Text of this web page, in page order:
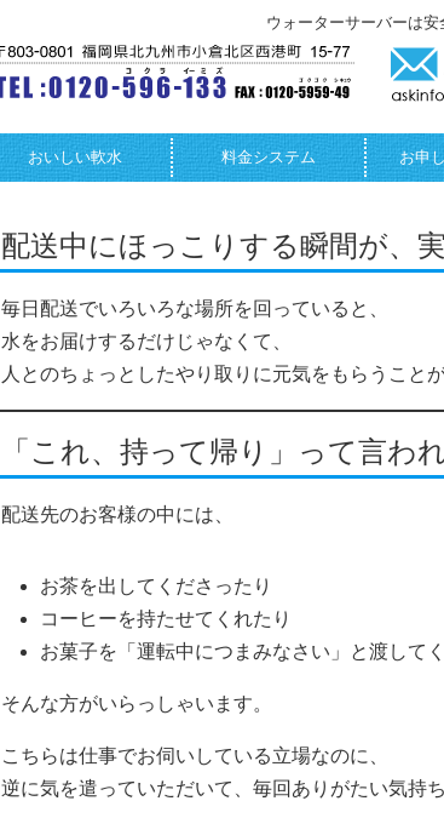
ウォーターサーバーは安
おいしい軟水 料金システム お申
配送中にほっこりする瞬間が、
毎日配送でいろいろな場所を回っていると、
水をお届けするだけじゃなくて、
人とのちょっとしたやり取りに元気をもらうこと
「これ、持って帰り」って言わ
配送先のお客様の中には、
お茶を出してくださったり
コーヒーを持たせてくれたり
お菓子を「運転中につまみなさい」と渡して
そんな方がいらっしゃいます。
こちらは仕事でお伺いしている立場なのに、
逆に気を遣っていただいて、毎回ありがたい気持